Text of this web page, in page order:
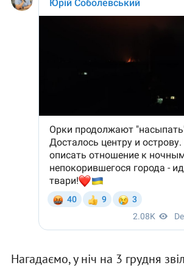
Нагадаємо, у ніч на 3 грудня